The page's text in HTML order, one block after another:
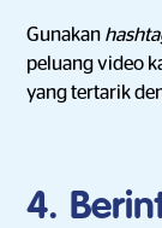
Gunakan
peluang video
yang tertarik
4.